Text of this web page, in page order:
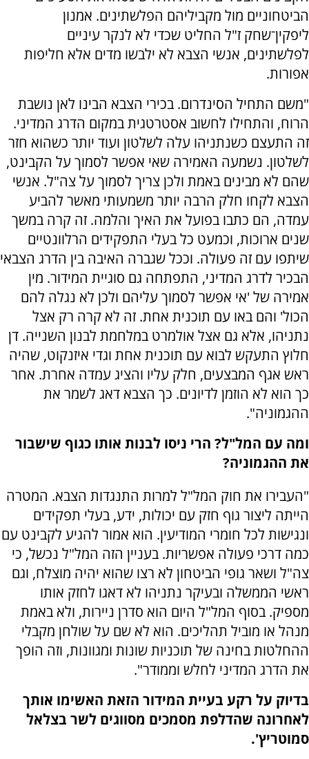
הביטחוניים מול מקביליהם הפלשתינים. אמנון
ליפקין־שחק ז"ל החליט שכדי לא לנקר עיניים
לפלשתינים, אנשי הצבא לא ילבשו מדים אלא חליפות
אפורות.
"משם התחיל הסינדרום. בכירי הצבא הבינו לאן נושבת
הרוח, והתחילו לחשוב אסטרטגית במקום הדרג המדיני.
זה התעצם כשנתניהו עלה לשלטון ועוד יותר כשהוא חזר
לשלטון. נשמעה האמירה שאי אפשר לסמוך על הקבינט,
שהם לא מבינים באמת ולכן צריך לסמוך על צה"ל. אנשי
הצבא לקחו חלק הרבה יותר משמעותי מאשר להביע
עמדה, הם כתבו בפועל את האיך והלמה. זה קרה במשך
שנים ארוכות, וכמעט כל בעלי התפקידים הרלוונטיים
שיתפו עם זה פעולה. וככל שגברה האיבה בין הדרג הצבאי
הבכיר לדרג המדיני, התפתחה גם סוגיית המידור. מין
אמירה של 'אי אפשר לסמוך עליהם ולכן לא נגלה להם
הכול' והם באו עם תוכנית אחת. זה לא קרה רק אצל
נתניהו, אלא גם אצל אולמרט במלחמת לבנון השנייה. דן
חלוץ התעקש לבוא עם תוכנית אחת וגדי איזנקוט, שהיה
ראש אגף המבצעים, חלק עליו והציג עמדה אחרת. אחר
כך הוא לא הוזמן לדיונים. כך הצבא דאג לשמר את
ההגמוניה".
ומה עם המל"ל? הרי ניסו לבנות אותו כגוף שישבור
את ההגמוניה?
"העבירו את חוק המל"ל למרות התנגדות הצבא. המטרה
הייתה ליצור גוף חזק עם יכולות, ידע, בעלי תפקידים
ונגישות לכל חומרי המודיעין. הוא אמור להגיע לקבינט עם
כמה דרכי פעולה אפשריות. בעניין הזה המל"ל נכשל, כי
צה"ל ושאר גופי הביטחון לא רצו שהוא יהיה מוצלח, וגם
ראשי הממשלה ובעיקר נתניהו לא דאגו לחזק אותו
מספיק. בסוף המל"ל היום הוא סדרן ניירות, ולא באמת
מנהל או מוביל תהליכים. הוא לא שם על שולחן מקבלי
ההחלטות בחינה של תוכניות שונות ומגוונות, וזה הופך
את הדרג המדיני לחלש וממודר".
בדיוק על רקע בעיית המידור הזאת האשימו אותך
לאחרונה שהדלפת מסמכים מסווגים לשר בצלאל
סמוטריץ'.